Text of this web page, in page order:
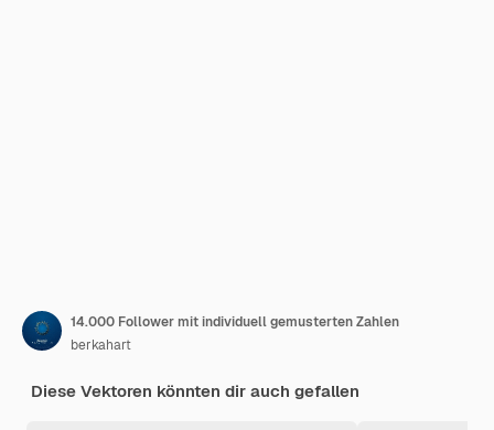
14.000 Follower mit individuell gemusterten Zahlen
berkahart
Diese Vektoren könnten dir auch gefallen